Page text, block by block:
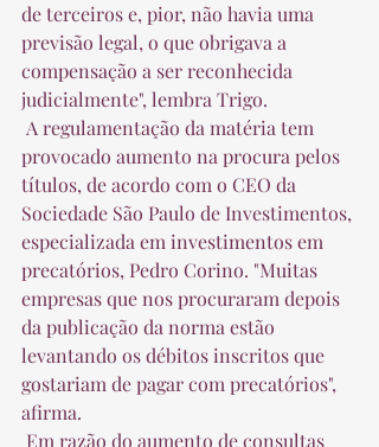
de terceiros e, pior, não havia uma
previsão legal, o que obrigava a
compensação a ser reconhecida
judicialmente", lembra Trigo.
provocado aumento na procura pelos
títulos, de acordo com o CEO da
Sociedade São Paulo de Investimentos,
especializada em investimentos em
precatórios, Pedro Corino. "Muitas
empresas que nos procuraram depois
da publicação da norma estão
levantando os débitos inscritos que
gostariam de pagar com precatórios",
afirma.